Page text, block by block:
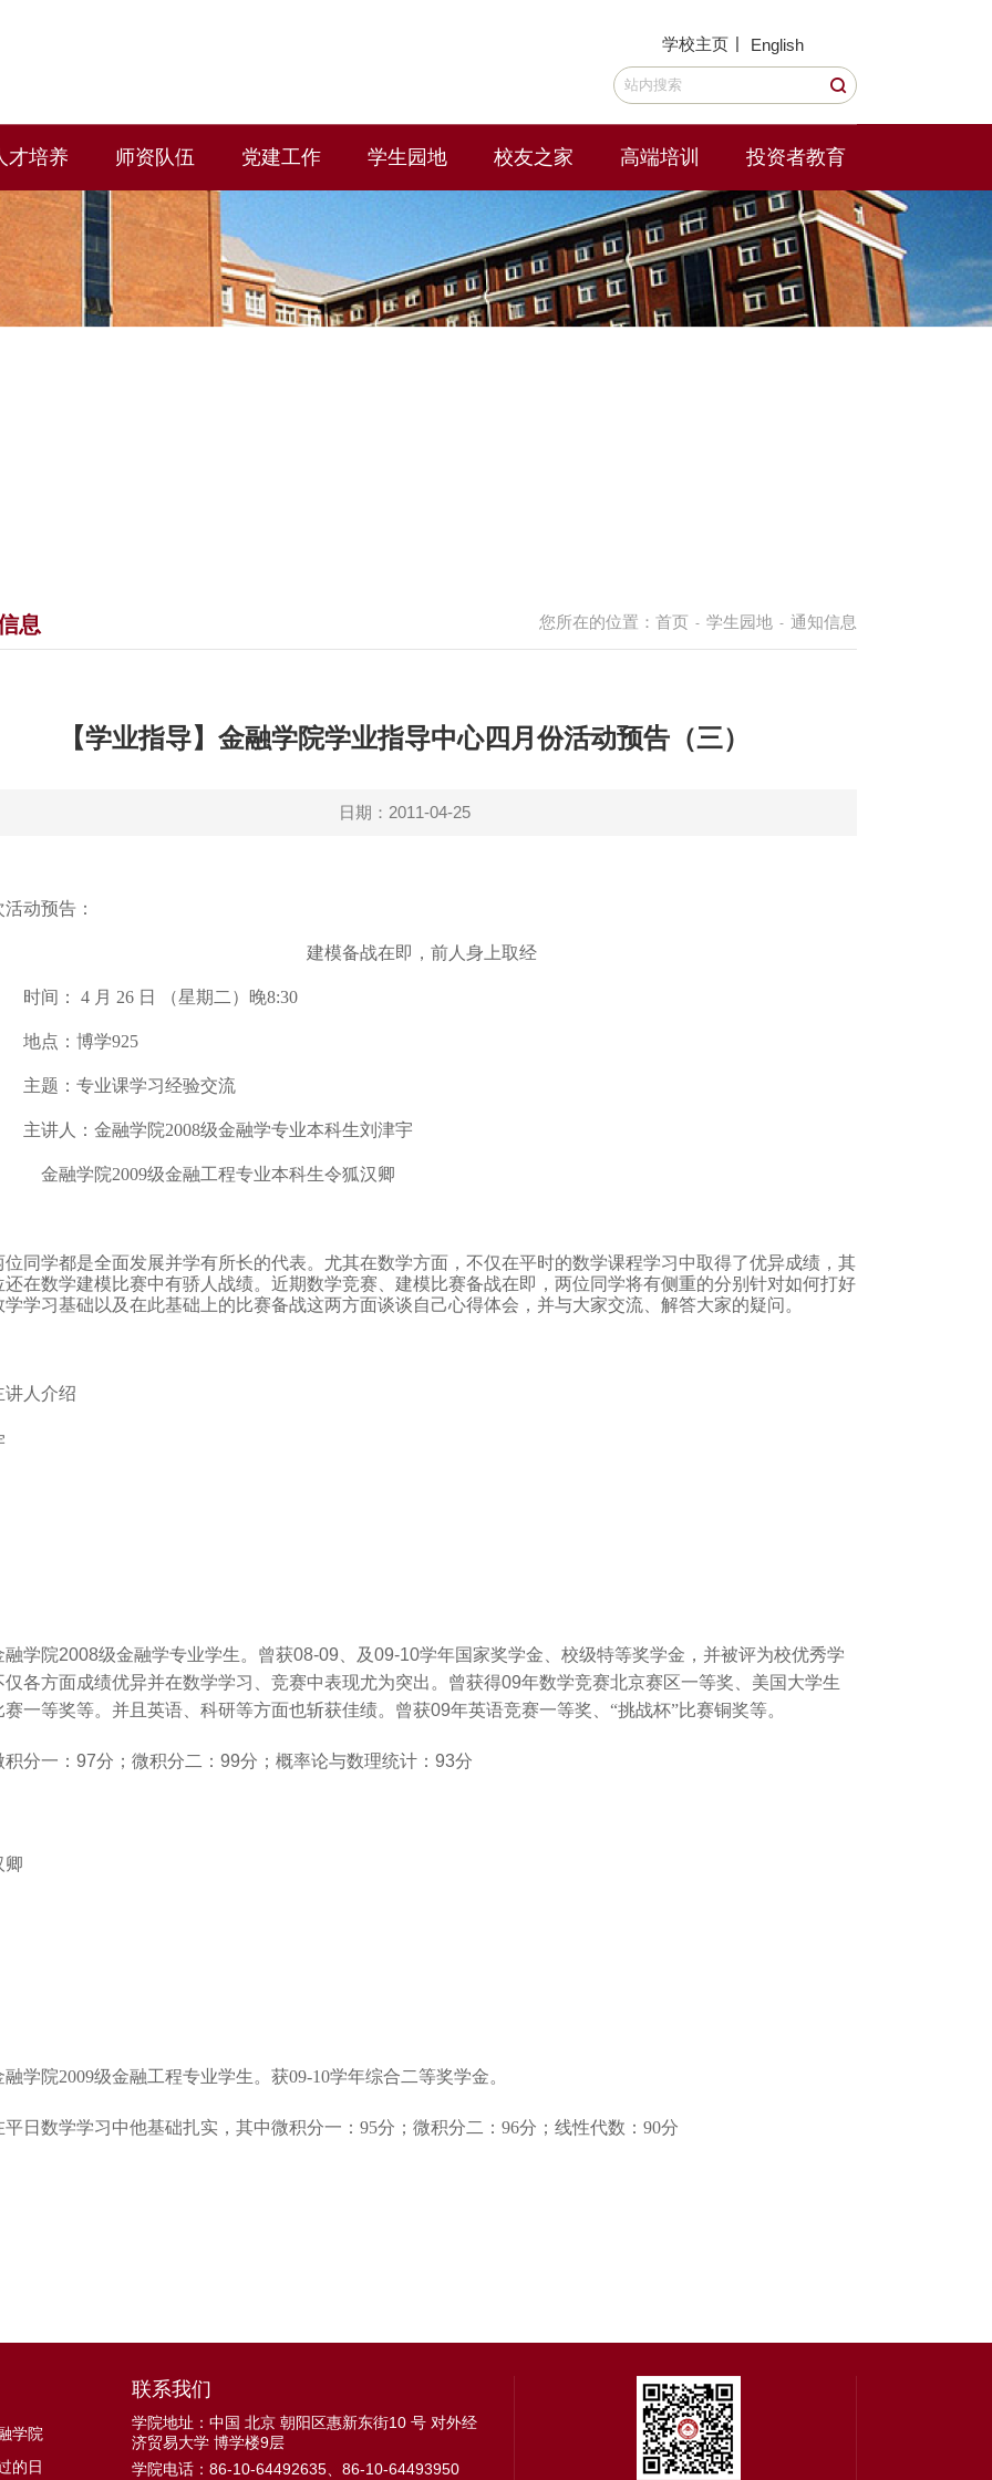
学校主页 | English
才培养 师资队伍 党建工作 学生园地 校友之家 高端培训 投资者教育
您所在的位置： 首页 - 学生园地 - 通知信息
息
【学业指导】金融学院学业指导中心四月份活动预告（三）
日期：2011-04-25
动预告：
建模备战在即，前人身上取经
时间： 4 月 26 日 （星期二）晚8:30
地点：博学925
主题：专业课学习经验交流
主讲人：金融学院2008级金融学专业本科生刘津宇
金融学院2009级金融工程专业本科生令狐汉卿
位同学都是全面发展并学有所长的代表。尤其在数学方面，不仅在平时的数学课程学习中取得了优异成绩，其
还在数学建模比赛中有骄人战绩。近期数学竞赛、建模比赛备战在即，两位同学将有侧重的分别针对如何打好
学学习基础以及在此基础上的比赛备战这两方面谈谈自己心得体会，并与大家交流、解答大家的疑问。
讲人介绍
融学院2008级金融学专业学生。曾获08-09 、及09-10学年国家奖学金、校级特等奖学金，并被评为校优秀学
仅各方面成绩优异并在数学学习、竞赛中表现尤为突出。曾获得09年数学竞赛北京赛区一等奖、美国大学生
赛一等奖等。并且英语、科研等方面也斩获佳绩。曾获09年英语竞赛一等奖、“挑战杯”比赛铜奖等。
积分一： 97分；微积分二： 99分；概率论与数理统计： 93分
卿
融学院2009级金融工程专业学生。获09-10学年综合二等奖学金。
平日数学学习中他基础扎实，其中微积分一：95分；微积分二：96分；线性代数：90分
学院
的日
联系我们
学院地址：中国 北京 朝阳区惠新东街10 号 对外经
济贸易大学 博学楼9层
学院电话：86-10-64492635、86-10-64493950